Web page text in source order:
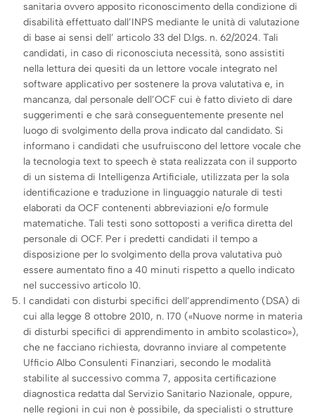
sanitaria ovvero apposito riconoscimento della condizione di
disabilità effettuato dall’INPS mediante le unità di valutazione
di base ai sensi dell’ articolo 33 del D.lgs. n. 62/2024. Tali
candidati, in caso di riconosciuta necessità, sono assistiti
nella lettura dei quesiti da un lettore vocale integrato nel
software applicativo per sostenere la prova valutativa e, in
mancanza, dal personale dell’OCF cui è fatto divieto di dare
suggerimenti e che sarà conseguentemente presente nel
luogo di svolgimento della prova indicato dal candidato. Si
informano i candidati che usufruiscono del lettore vocale che
la tecnologia text to speech è stata realizzata con il supporto
di un sistema di Intelligenza Artificiale, utilizzata per la sola
identificazione e traduzione in linguaggio naturale di testi
elaborati da OCF contenenti abbreviazioni e/o formule
matematiche. Tali testi sono sottoposti a verifica diretta del
personale di OCF. Per i predetti candidati il tempo a
disposizione per lo svolgimento della prova valutativa può
essere aumentato fino a 40 minuti rispetto a quello indicato
nel successivo articolo 10.
I candidati con disturbi specifici dell’apprendimento (DSA) di
cui alla legge 8 ottobre 2010, n. 170 («Nuove norme in materia
di disturbi specifici di apprendimento in ambito scolastico»),
che ne facciano richiesta, dovranno inviare al competente
Ufficio Albo Consulenti Finanziari, secondo le modalità
stabilite al successivo comma 7, apposita certificazione
diagnostica redatta dal Servizio Sanitario Nazionale, oppure,
nelle regioni in cui non è possibile, da specialisti o strutture